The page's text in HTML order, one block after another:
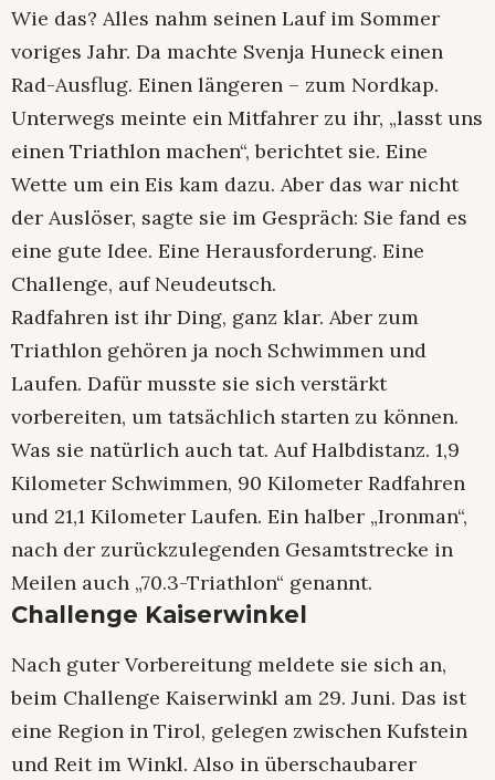
Wie das? Alles nahm seinen Lauf im Sommer
voriges Jahr. Da machte Svenja Huneck einen
Rad-Ausflug. Einen längeren – zum Nordkap.
Unterwegs meinte ein Mitfahrer zu ihr, „lasst uns
einen Triathlon machen“, berichtet sie. Eine
Wette um ein Eis kam dazu. Aber das war nicht
der Auslöser, sagte sie im Gespräch: Sie fand es
eine gute Idee. Eine Herausforderung. Eine
Challenge, auf Neudeutsch.
Radfahren ist ihr Ding, ganz klar. Aber zum
Triathlon gehören ja noch Schwimmen und
Laufen. Dafür musste sie sich verstärkt
vorbereiten, um tatsächlich starten zu können.
Was sie natürlich auch tat. Auf Halbdistanz. 1,9
Kilometer Schwimmen, 90 Kilometer Radfahren
und 21,1 Kilometer Laufen. Ein halber „Ironman“,
nach der zurückzulegenden Gesamtstrecke in
Meilen auch „70.3-Triathlon“ genannt.
Challenge Kaiserwinkel
Nach guter Vorbereitung meldete sie sich an,
beim Challenge Kaiserwinkl am 29. Juni. Das ist
eine Region in Tirol, gelegen zwischen Kufstein
und Reit im Winkl. Also in überschaubarer